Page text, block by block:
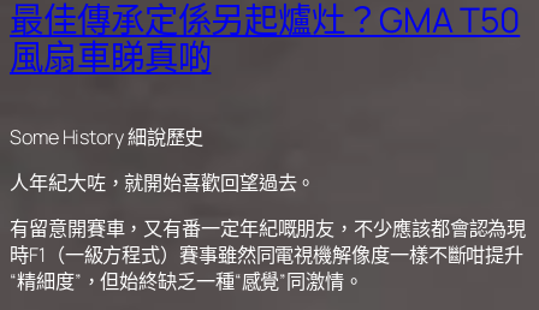
最佳傳承定係另起爐灶？GMA T50
風扇車睇真啲
Some History 細說歷史
人年紀大咗，就開始喜歡回望過去。
有留意開賽車，又有番一定年紀嘅朋友，不少應該都會認為現
時F1（一級方程式）賽事雖然同電視機解像度一樣不斷咁提升
“精細度”，但始終缺乏一種“感覺”同激情。